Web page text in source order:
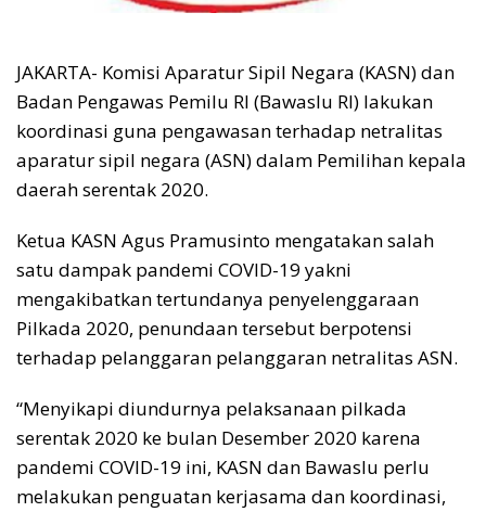
JAKARTA- Komisi Aparatur Sipil Negara (KASN) dan
Badan Pengawas Pemilu RI (Bawaslu RI) lakukan
koordinasi guna pengawasan terhadap netralitas
aparatur sipil negara (ASN) dalam Pemilihan kepala
daerah serentak 2020.
Ketua KASN Agus Pramusinto mengatakan salah
satu dampak pandemi COVID-19 yakni
mengakibatkan tertundanya penyelenggaraan
Pilkada 2020, penundaan tersebut berpotensi
terhadap pelanggaran pelanggaran netralitas ASN.
“Menyikapi diundurnya pelaksanaan pilkada
serentak 2020 ke bulan Desember 2020 karena
pandemi COVID-19 ini, KASN dan Bawaslu perlu
melakukan penguatan kerjasama dan koordinasi,